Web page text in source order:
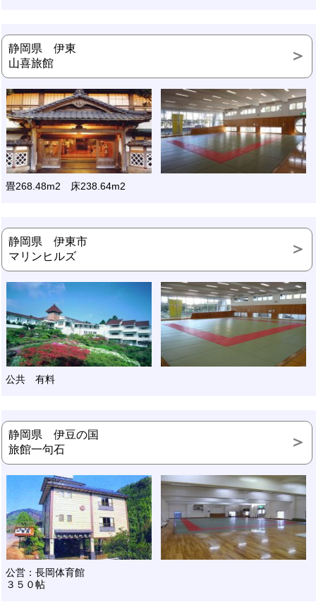
静岡県 伊東
山喜旅館
畳268.48m2 床238.64m2
静岡県 伊東市
マリンヒルズ
公共 有料
静岡県 伊豆の国
旅館一句石
公営：長岡体育館
３５０帖